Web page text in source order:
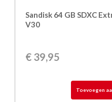
Sandisk 64 GB SDXC
V30
€ 39,95
Toevoegen